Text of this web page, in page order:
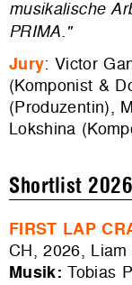
musikalische
PRIMA. "
Jury:Victor
(Komponist &
(Produzentin),
Lokshina
Shortlist 2026
FIRST LAP
CH, 2026,
Musik:Tobias